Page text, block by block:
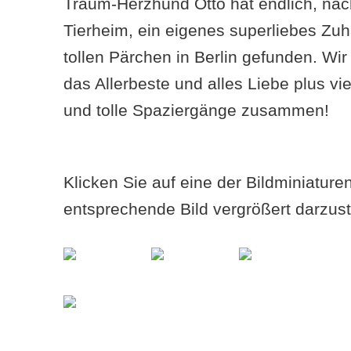
Tierheim, ein eigenes superliebes
tollen Pärchen in Berlin gefunden.
das Allerbeste und alles Liebe plus
und tolle Spaziergänge zusammen!
Klicken Sie auf eine der
entsprechende Bild vergrößert